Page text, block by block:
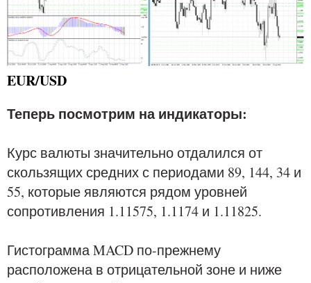
EUR/USD
Теперь посмотрим на индикаторы:
Курс валюты значительно отдалился от
скользящих средних с периодами 89, 144, 34 и
55, которые являются рядом уровней
сопротивления 1.11575, 1.1174 и 1.11825.
Гистограмма MACD по-прежнему
расположена в отрицательной зоне и ниже